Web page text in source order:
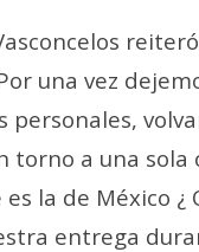
una vez
personales,
torno a una sola
la de México ¿
entrega